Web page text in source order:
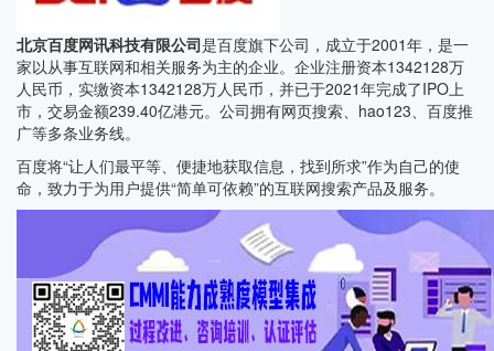
北京百度网讯科技有限公司是百度旗下公司，成立于2001年，是一
家以从事互联网和相关服务为主的企业。企业注册资本1342128万
人民币，实缴资本1342128万人民币，并已于2021年完成了IPO上
市，交易金额239.40亿港元。公司拥有网页搜索、hao123、百度推
广等多条业务线。
百度将“让人们最平等、便捷地获取信息，找到所求”作为自己的使
命，致力于为用户提供“简单可依赖”的互联网搜索产品及服务。